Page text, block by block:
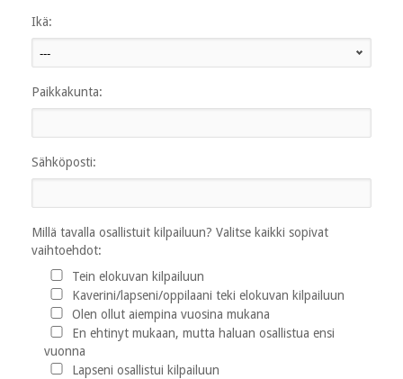
Ikä:
Paikkakunta:
Sähköposti:
Millä tavalla osallistuit kilpailuun? Valitse kaikki sopivat
vaihtoehdot:
Tein elokuvan kilpailuun
Kaverini/lapseni/oppilaani teki elokuvan kilpailuun
Olen ollut aiempina vuosina mukana
En ehtinyt mukaan, mutta haluan osallistua ensi
vuonna
Lapseni osallistui kilpailuun